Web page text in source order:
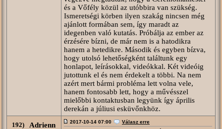
és a Vőfély közül az utóbbira van szükség.
Ismeretségi körben ilyen szakág nincsen még
ajánlott formában sem, így maradt az
idegenben való kutatás. Próbálja az ember az
érzésére bízni, de már nem is a hatodikra
hanem a hetedikre. Második és egyben bízva,
hogy utolsó lehetőségként találtunk egy
honlapot, leírásokkal, videókkal. Két videóig
jutottunk el és nem érdekelt a többi. Na nem
azért mert bármi probléma lett volna vele,
hanem fontosabb lett, hogy a művésszel
mielőbbi kontaktusban legyünk így április
derekán a júliusi esküvőnkhöz.
192) Adrienn 2017-10-14 07:00 Válasz erre